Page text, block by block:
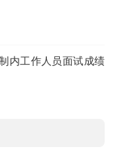
内工作人员面试成绩